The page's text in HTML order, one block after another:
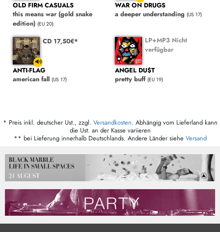
OLD FIRM CASUALS
this means war (gold snake
edition) (EU 20)
WAR ON DRUGS
a deeper understanding (US 17)
CD 17,50€*
ANTI-FLAG
american fall (US 17)
LP+MP3 Nicht
verfügbar
ANGEL DU$T
pretty buff (EU 19)
* Preis inkl. deutscher Ust., zzgl. Versandkosten. Abhängig vom Lieferland kann
die Ust. an der Kasse variieren
** bei Lieferung innerhalb Deutschlands. Andere Länder siehe Versand